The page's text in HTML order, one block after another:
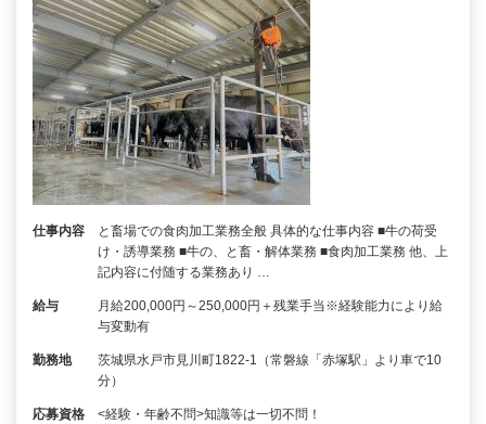
仕事内容
と畜場での食肉加工業務全般 具体的な仕事内容 ■牛の荷受
け・誘導業務 ■牛の、と畜・解体業務 ■食肉加工業務 他、上
記内容に付随する業務あり …
給与
月給200,000円～250,000円＋残業手当※経験能力により給
与変動有
勤務地
茨城県水戸市見川町1822-1（常磐線「赤塚駅」より車で10
分）
応募資格 <経験・年齢不問>知識等は一切不問！